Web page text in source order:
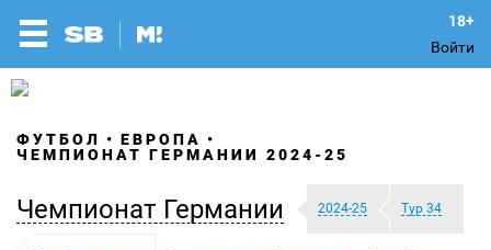
Войти
ФУТБОЛ
ЕВРОПА
ЧЕМПИОНАТ ГЕРМАНИИ 2024-25
Чемпионат Германии 2024-25 Тур 34